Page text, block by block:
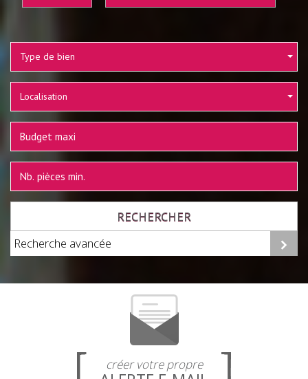
Type de bien
Localisation
RECHERCHER
Recherche avancée
créer votre propre